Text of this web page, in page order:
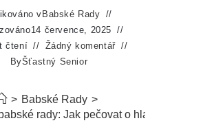
v Babské Rady
14 července, 2025
čtení
Žádný komentář
ByŠťastný Senior
> Babské Rady >
rady: Jak pečovat o hlas